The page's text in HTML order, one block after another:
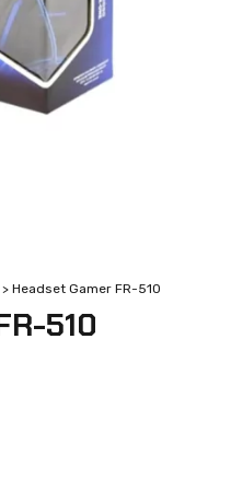
> Headset Gamer FR-510
510